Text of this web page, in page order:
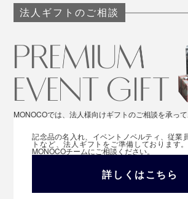
法人ギフトのご相談
MONOCOでは、法人様向けギフトのご相談を承って
記念品の名入れ、イベントノベルティ、従業
トなど、法人ギフトをご準備しております
MONOCOチームにご相談ください。
詳しくはこちら